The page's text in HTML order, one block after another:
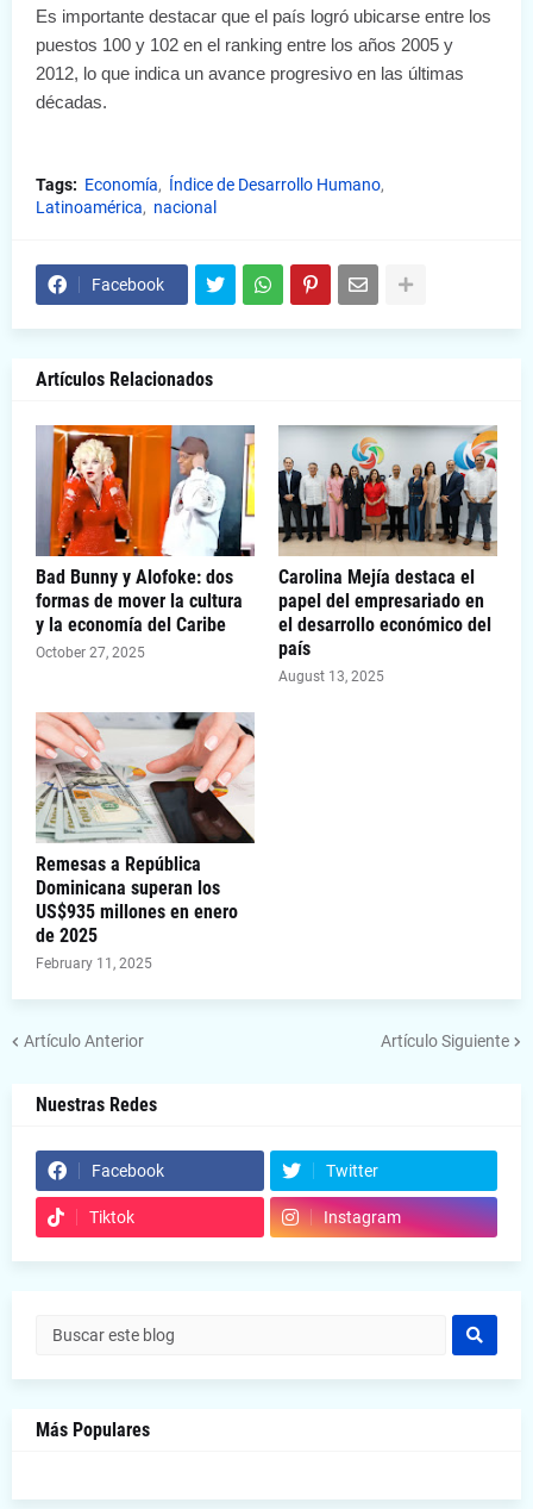
Es importante destacar que el país logró ubicarse entre los
puestos 100 y 102 en el ranking entre los años 2005 y
2012, lo que indica un avance progresivo en las últimas
décadas.
Tags: Economía
Índice de Desarrollo Humano
Latinoamérica
nacional
Facebook
Artículos Relacionados
Bad Bunny y Alofoke: dos
formas de mover la cultura
y la economía del Caribe
October 27, 2025
Carolina Mejía destaca el
papel del empresariado en
el desarrollo económico del
país
August 13, 2025
Remesas a República
Dominicana superan los
US$935 millones en enero
de 2025
February 11, 2025
Artículo Anterior Artículo Siguiente
Nuestras Redes
Facebook Twitter
Tiktok Instagram
Más Populares